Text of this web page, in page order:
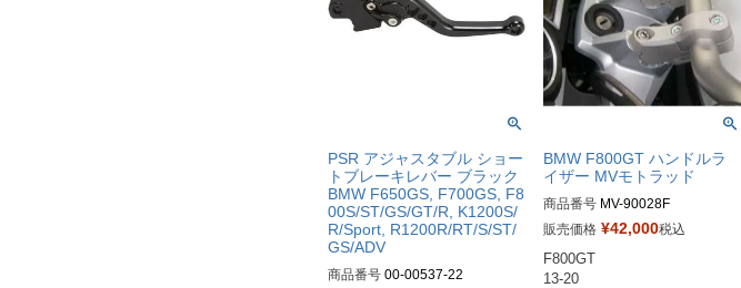
PSR アジャスタブル ショー
トブレーキレバー ブラック
BMW F650GS, F700GS, F8
00S/ST/GS/GT/R, K1200S/
R/Sport, R1200R/RT/S/ST/
GS/ADV
商品番号 00-00537-22
BMW F800GT ハンドルラ
イザー MVモトラッド
商品番号 MV-90028F
メーカー品番：90028F
販売価格 ¥42,000税込
F800GT
13-20